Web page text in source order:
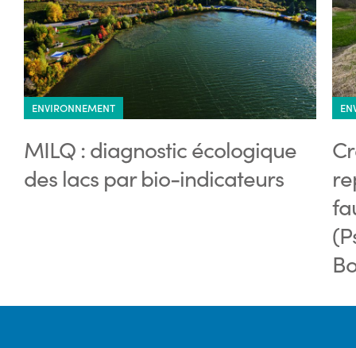
ENVIRONNEMENT
MILQ : diagnostic écologique
des lacs par bio-indicateurs